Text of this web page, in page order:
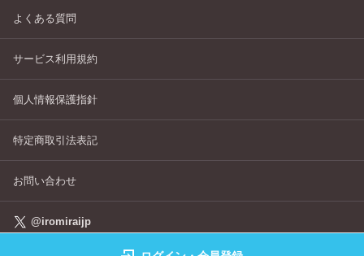
よくある質問
サービス利用規約
個人情報保護指針
特定商取引法表記
お問い合わせ
@iromiraijp